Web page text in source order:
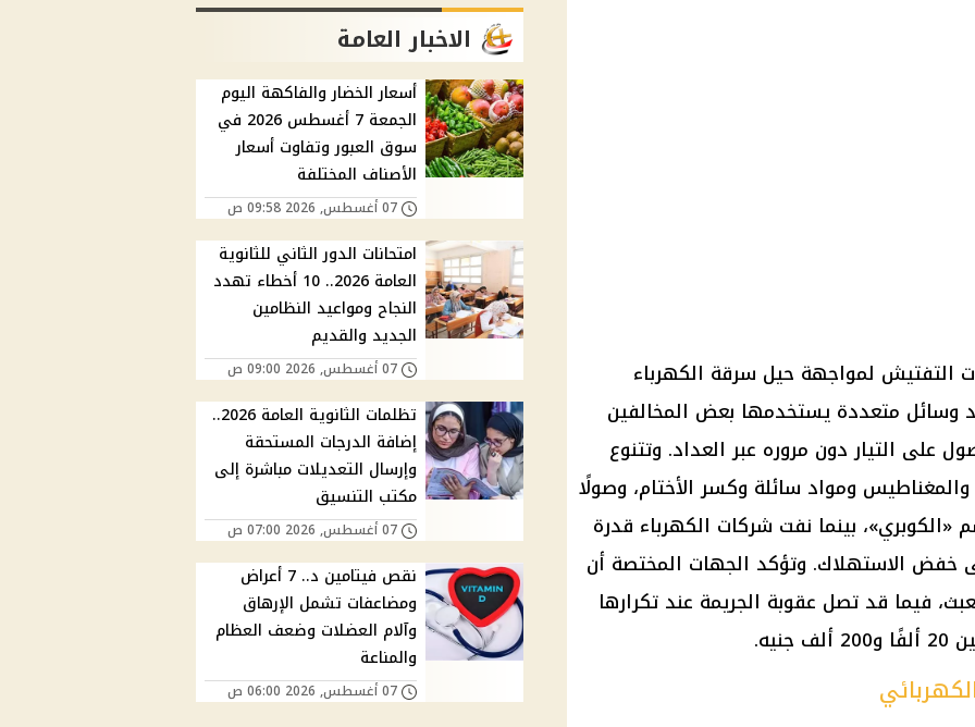
التفتيش لمواجهة حيل سرقة الكهرباء
وسائل متعددة يستخدمها بعض المخالفين
على التيار دون مروره عبر العداد. وتتنوع
ومواد سائلة وكسر الأختام، وصولًا
«الكوبري»، بينما نفت شركات الكهرباء قدرة
الاستهلاك. وتؤكد الجهات المختصة أن
فيما قد تصل عقوبة الجريمة عند تكرارها
الاخبار العامة
أسعار الخضار والفاكهة اليوم
الجمعة 7 أغسطس 2026 في
سوق العبور وتفاوت أسعار
الأصناف المختلفة
07 أغسطس, 2026 09:58 ص
امتحانات الدور الثاني للثانوية
العامة 2026.. 10 أخطاء تهدد
النجاح ومواعيد النظامين
الجديد والقديم
07 أغسطس, 2026 09:00 ص
تظلمات الثانوية العامة 2026..
إضافة الدرجات المستحقة
وإرسال التعديلات مباشرة إلى
مكتب التنسيق
07 أغسطس, 2026 07:00 ص
نقص فيتامين د.. 7 أعراض
ومضاعفات تشمل الإرهاق
وآلام العضلات وضعف العظام
والمناعة
07 أغسطس, 2026 06:00 ص